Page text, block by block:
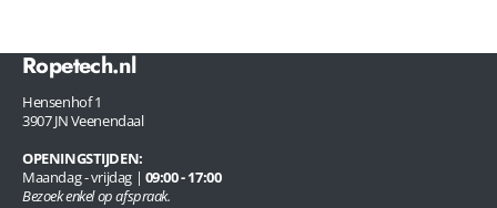
Ropetech.nl
Hensenhof 1
3907 JN Veenendaal
OPENINGSTIJDEN:
Maandag - vrijdag | 09:00 - 17:00
Bezoek enkel op afspraak.